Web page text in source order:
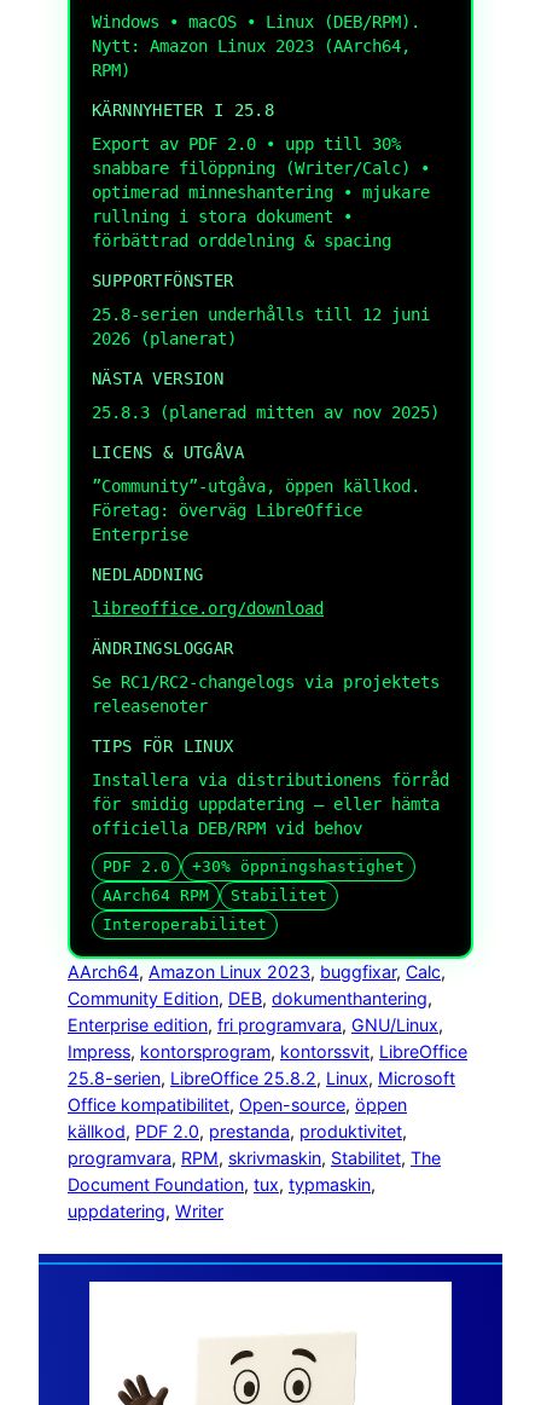
Windows • macOS • Linux (DEB/RPM).
Nytt: Amazon Linux 2023 (AArch64,
RPM)
KÄRNNYHETER I 25.8
Export av PDF 2.0 • upp till 30%
snabbare filöppning (Writer/Calc) •
optimerad minneshantering • mjukare
rullning i stora dokument •
förbättrad orddelning & spacing
SUPPORTFÖNSTER
25.8-serien underhålls till 12 juni
2026 (planerat)
NÄSTA VERSION
25.8.3 (planerad mitten av nov 2025)
LICENS & UTGÅVA
”Community”-utgåva, öppen källkod.
Företag: överväg LibreOffice
Enterprise
NEDLADDNING
libreoffice.org/download
ÄNDRINGSLOGGAR
Se RC1/RC2-changelogs via projektets
releasenoter
TIPS FÖR LINUX
Installera via distributionens förråd
för smidig uppdatering – eller hämta
officiella DEB/RPM vid behov
PDF 2.0
+30% öppningshastighet
AArch64 RPM
Stabilitet
Interoperabilitet
AArch64, Amazon Linux 2023, buggfixar, Calc
Community Edition, DEB, dokumenthantering
Enterprise edition, fri programvara, GNU/Linux
Impress, kontorsprogram, kontorssvit, LibreOffice
25.8-serien, LibreOffice 25.8.2, Linux, Microsoft
Office kompatibilitet, Open-source, öppen
källkod, PDF 2.0, prestanda, produktivitet
programvara, RPM, skrivmaskin, Stabilitet, The
Document Foundation, tux, typmaskin
uppdatering, Writer